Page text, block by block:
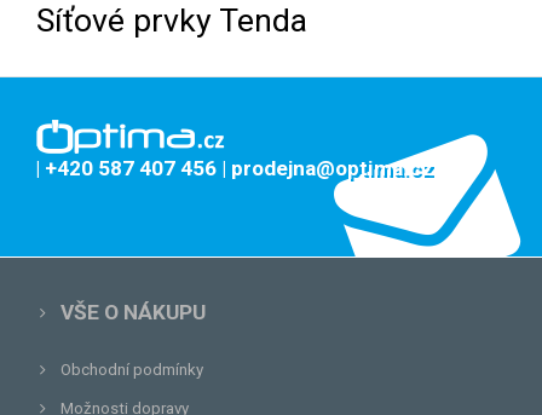
Síťové prvky Tenda
| +420 587 407 456 | prodejna@optima.cz
VŠE O NÁKUPU
Obchodní podmínky
Možnosti dopravy